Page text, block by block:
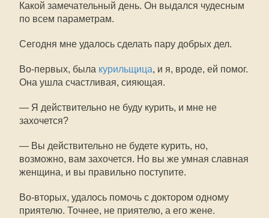
Какой замечательный день. Он выдался чудесным
по всем параметрам.
Сегодня мне удалось сделать пару добрых дел.
Во-первых, была курильщица, и я, вроде, ей помог.
Она ушла счастливая, сияющая.
— Я действительно не буду курить, и мне не
захочется?
— Вы действительно не будете курить, но,
возможно, вам захочется. Но вы же умная славная
женщина, и вы правильно поступите.
Во-вторых, удалось помочь с доктором одному
приятелю. Точнее, не приятелю, а его жене.